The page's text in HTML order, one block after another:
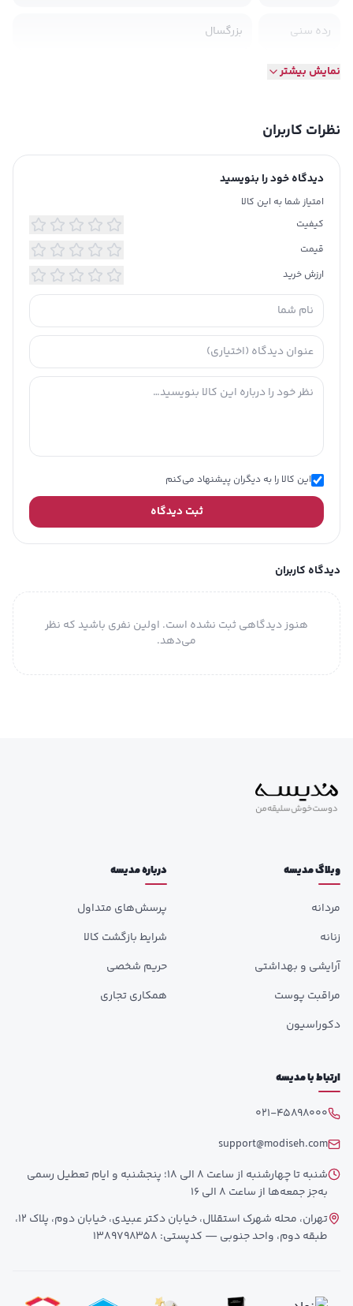
رده سنی بزرگسال
تولید شده در
شماره رنگ 4
ویتامین های
موجود
B5
ترکیبات کراتین؛ روغن ماکادمیا؛ روغن آرگان
ویژگی‌
لطافت‌بخش؛ نرم کننده؛ ضد شکنندگی مو؛
توضیحات
تکمیلی
غنی شده با اولتراپلکس
نمایش بیشتر
نظرات کاربران
دیدگاه خود را بنویسید
امتیاز شما به این کالا
کیفیت
قیمت
ارزش خرید
این کالا را به دیگران پیشنهاد می‌کنم
ثبت دیدگاه
دیدگاه کاربران
هنوز دیدگاهی ثبت نشده است. اولین نفری باشید که نظر
می‌دهد.
وبلاگ مدیسه
مردانه
زنانه
آرایشی و بهداشتی
مراقبت پوست
دکوراسیون
درباره مدیسه
پرسش‌های متداول
شرایط بازگشت کالا
حریم شخصی
همکاری تجاری
ارتباط با مدیسه
021-45898000
support@modiseh.com
شنبه تا چهارشنبه از ساعت 8 الی 18؛ پنجشنبه و ایام تعطیل رسمی
به‌جز جمعه‌ها از ساعت 8 الی 16
تهران، محله شهرک استقلال، خیابان دکتر عبیدی، خیابان دوم، پلاک 12،
طبقه دوم، واحد جنوبی — کدپستی: 1389798358